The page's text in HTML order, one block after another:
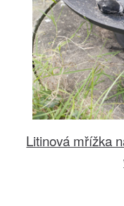
Litinová mřížka